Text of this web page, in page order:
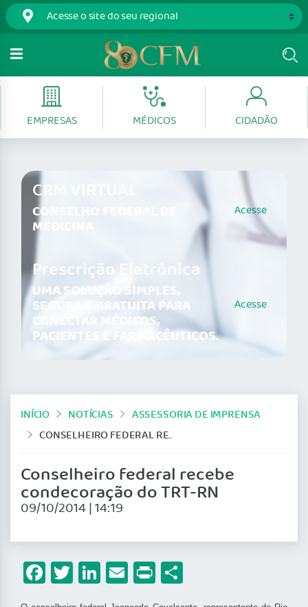
EMPRESAS MÉDICOS CIDADÃO
CRM VIRTUAL
CONSELHO FEDERAL DE
MEDICINA
Acesse
Prescrição Eletrônica
UMA SOLUÇÃO SIMPLES,
SEGURA E GRATUITA PARA
CONECTAR MÉDICOS,
PACIENTES E FARMACÊUTICOS.
Acesse
INÍCIO NOTÍCIAS
ASSESSORIA DE IMPRENSA
CONSELHEIRO FEDERAL RECEBE CONDECORAÇÃO DO TRT-RN
Conselheiro federal recebe
condecoração do TRT-RN
09/10/2014 | 14:19
Facebook
Twitter
LinkedIn
Email
Print